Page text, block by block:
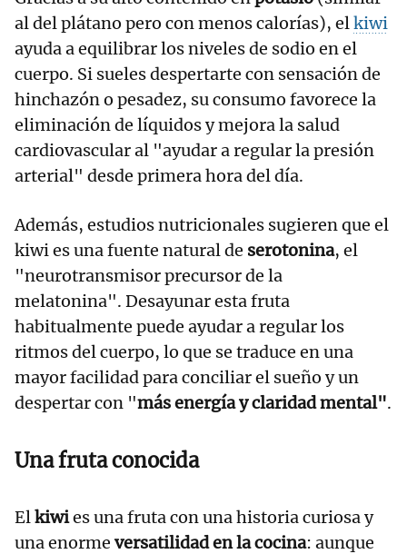
al del plátano pero con menos calorías), elkiwi
ayuda a equilibrar los niveles de sodio en el
cuerpo. Si sueles despertarte con sensación de
hinchazón o pesadez, su consumo favorece la
eliminación de líquidos y mejora la salud
cardiovascular al "ayudar a regular la presión
arterial" desde primera hora del día.
Además, estudios nutricionales sugieren que el
kiwi es una fuente natural de serotonina, el
"neurotransmisor precursor de la
melatonina". Desayunar esta fruta
habitualmente puede ayudar a regular los
ritmos del cuerpo, lo que se traduce en una
mayor facilidad para conciliar el sueño y un
despertar con "más energía y claridad mental".
Una fruta conocida
Elkiwies una fruta con una historia curiosa y
una enorme versatilidad en la cocina: aunque